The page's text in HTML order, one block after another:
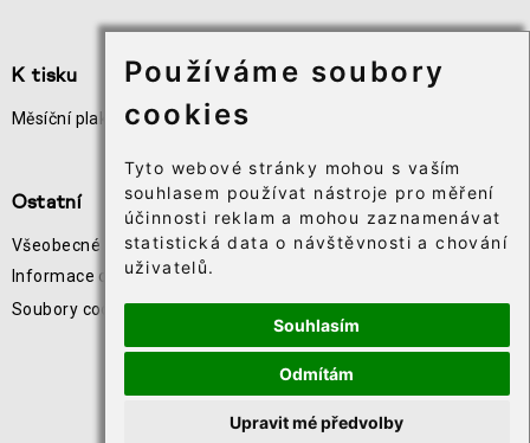
Používáme soubory
cookies
Tyto webové stránky mohou s vaším
souhlasem používat nástroje pro měření
účinnosti reklam a mohou zaznamenávat
statistická data o návštěvnosti a chování
uživatelů.
Souhlasím
Odmítám
Upravit mé předvolby
K tisku
Měsíční plakát akcí
Užitečné odkazy
Ostatní
Všeobecné obchodní podmínky
Informace o zpracování osobních údajů
Soubory cookie⸱